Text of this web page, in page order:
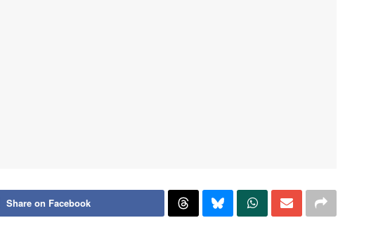
Share on Facebook